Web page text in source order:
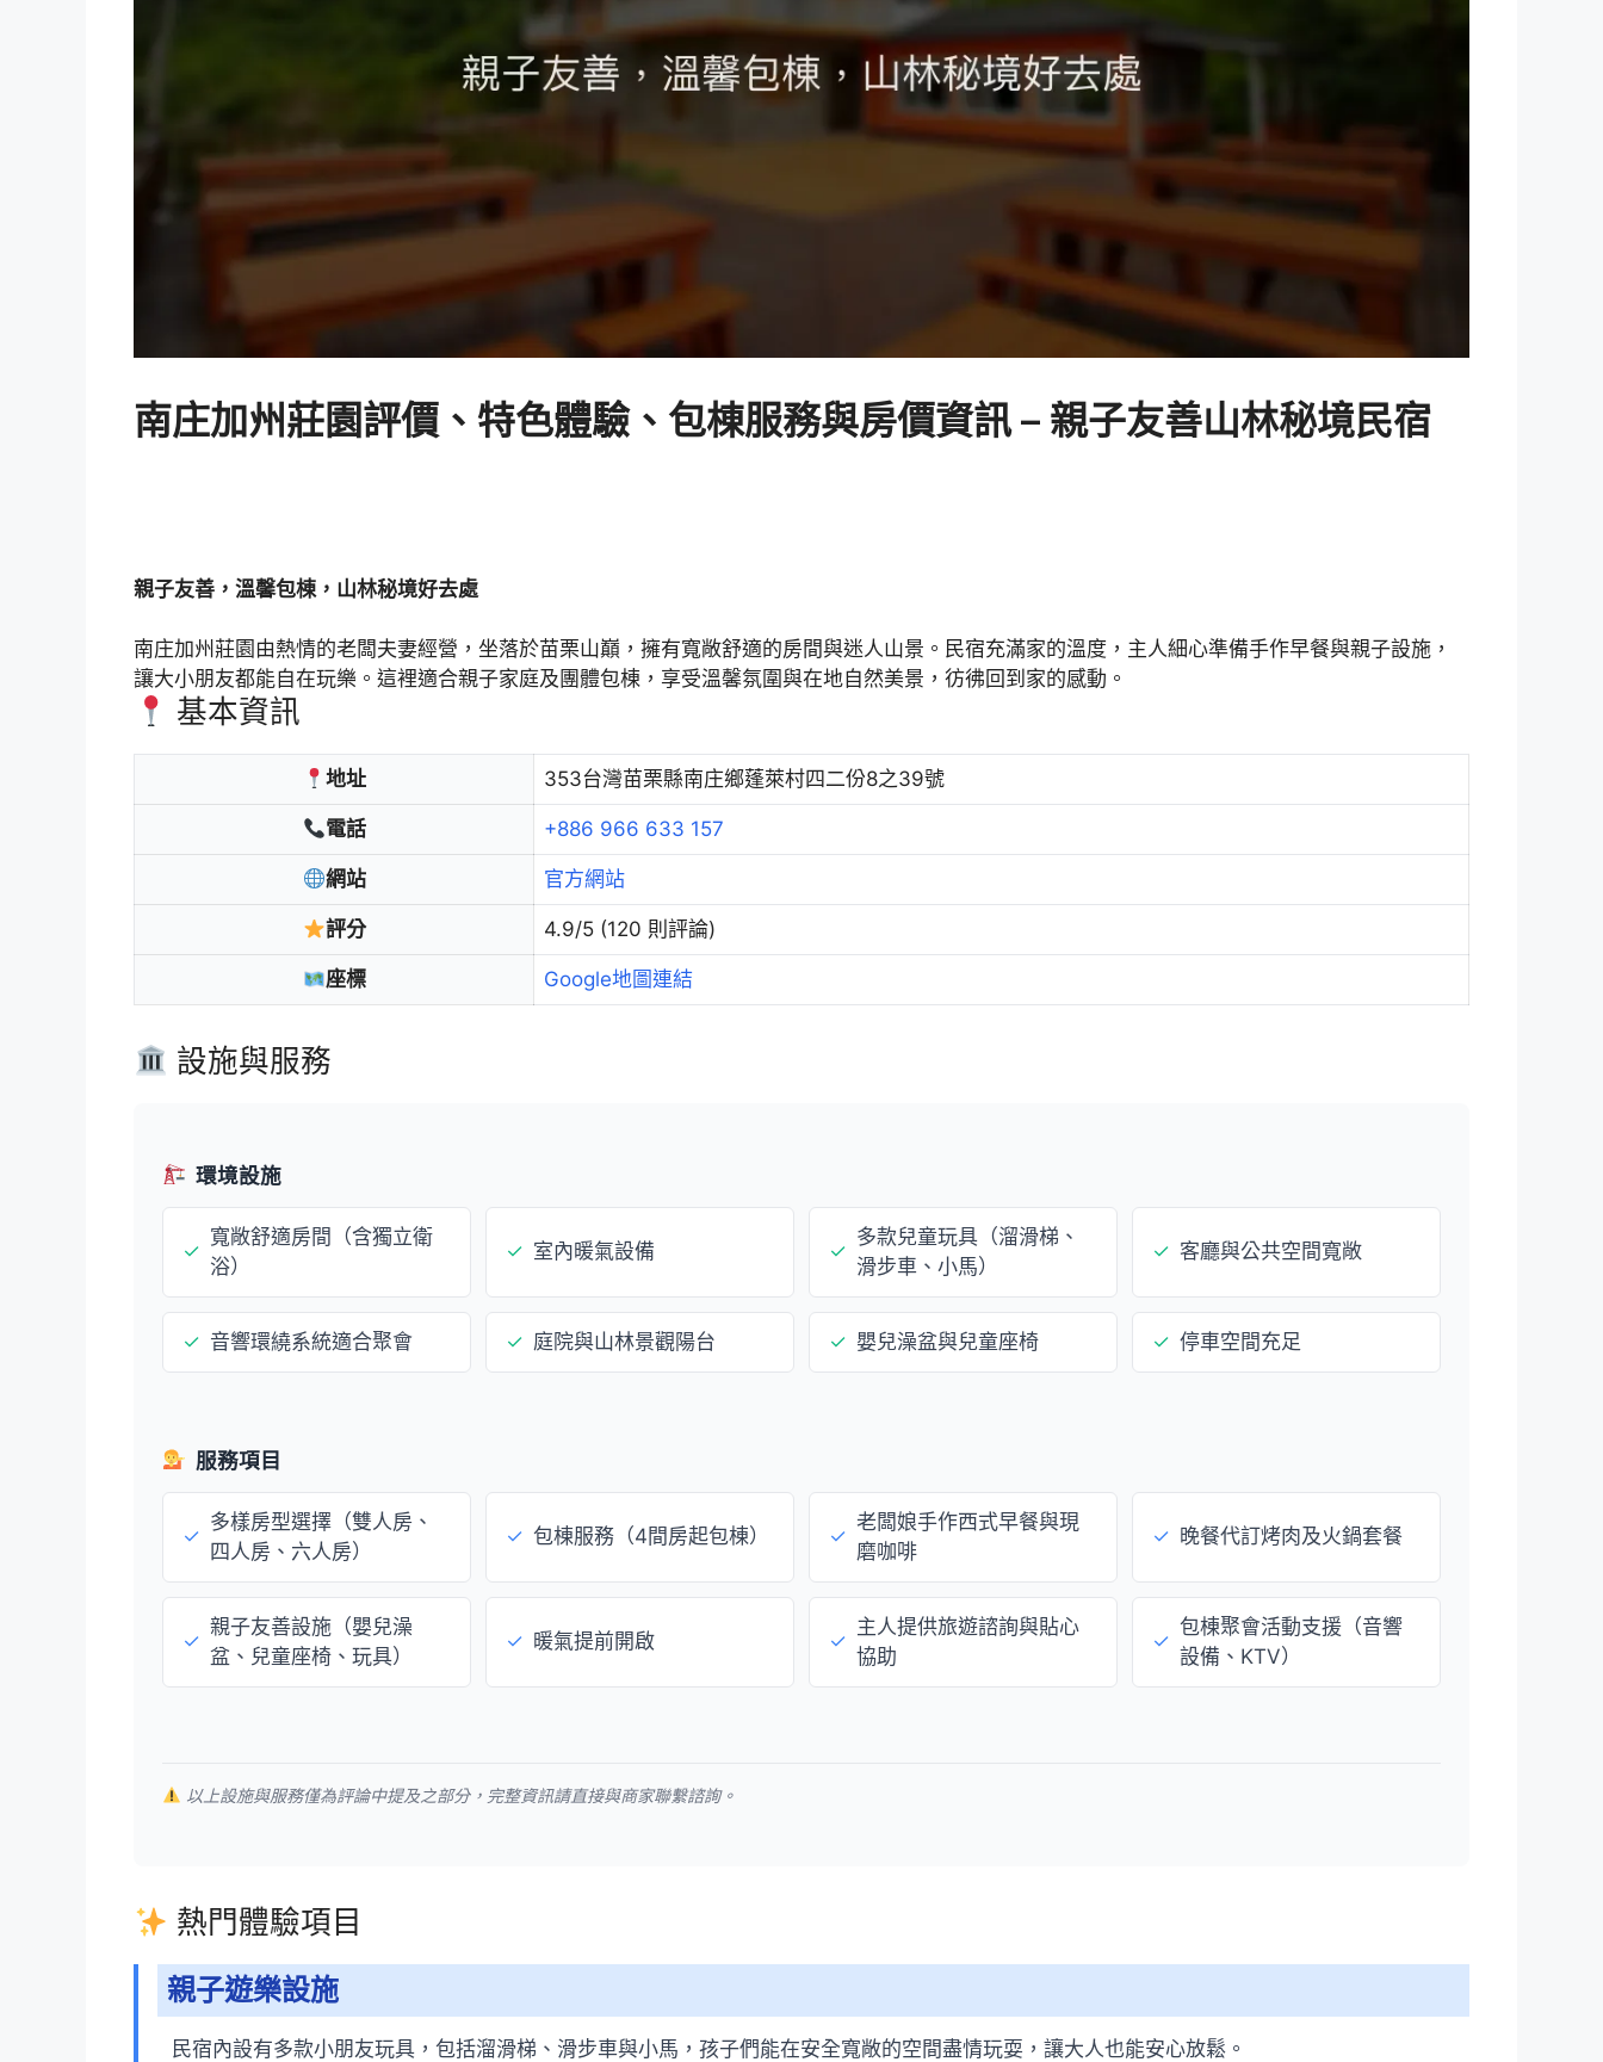
南庄加州莊園評價、特色體驗、包棟服務與房價資訊 – 親子友善山林秘境民宿
親子友善，溫馨包棟，山林秘境好去處
南庄加州莊園由熱情的老闆夫妻經營，坐落於苗栗山巔，擁有寬敞舒適的房間與迷人山景。民宿充滿家的溫度，主人細心準備手作早餐與親子設施，
讓大小朋友都能自在玩樂。這裡適合親子家庭及團體包棟，享受溫馨氛圍與在地自然美景，彷彿回到家的感動。
基本資訊
地址 353台灣苗栗縣南庄鄉蓬萊村四二份8之39號
電話 +886 966 633 157
網站 官方網站
評分 4.9/5 (120 則評論)
座標 Google地圖連結
設施與服務
環境設施
✓
寬敞舒適房間（含獨立衛
浴）
✓ 室內暖氣設備 ✓
多款兒童玩具（溜滑梯、
滑步車、小馬）
✓ 客廳與公共空間寬敞
✓ 音響環繞系統適合聚會 ✓ 庭院與山林景觀陽台 ✓ 嬰兒澡盆與兒童座椅 ✓ 停車空間充足
服務項目
✓
多樣房型選擇（雙人房、
四人房、六人房）
✓ 包棟服務（4間房起包棟） ✓
老闆娘手作西式早餐與現
磨咖啡
✓ 晚餐代訂烤肉及火鍋套餐
✓
親子友善設施（嬰兒澡
盆、兒童座椅、玩具）
✓ 暖氣提前開啟 ✓
主人提供旅遊諮詢與貼心
協助
✓
包棟聚會活動支援（音響
設備、KTV）
以上設施與服務僅為評論中提及之部分，完整資訊請直接與商家聯繫諮詢。
熱門體驗項目
親子遊樂設施
民宿內設有多款小朋友玩具，包括溜滑梯、滑步車與小馬，孩子們能在安全寬敞的空間盡情玩耍，讓大人也能安心放鬆。